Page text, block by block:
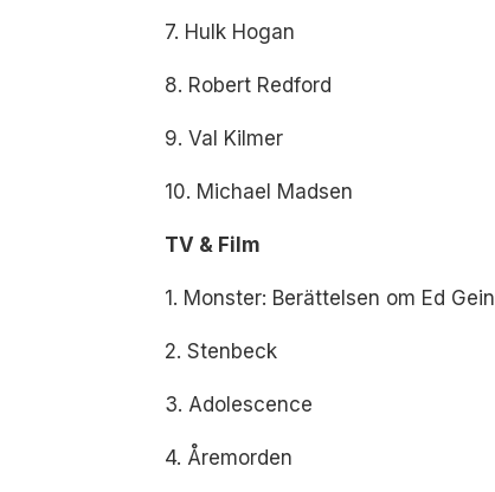
7. Hulk Hogan
8. Robert Redford
9. Val Kilmer
10. Michael Madsen
TV & Film
1. Monster: Berättelsen om Ed Gein
2. Stenbeck
3. Adolescence
4. Åremorden